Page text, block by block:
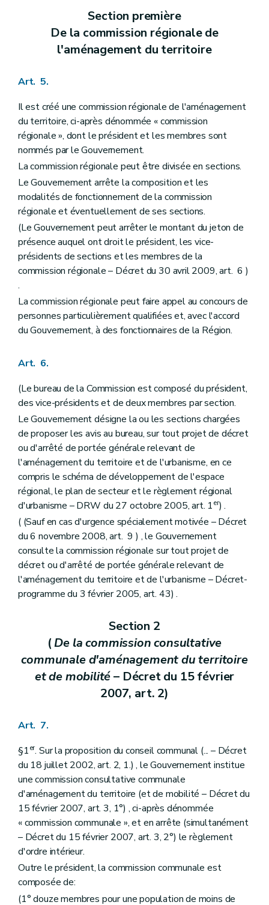
Art. 170
Art. 171
Chapitre II De la revitalisation urbaine
Art. 172
Titre II Des dispositions particulières
Chapitre premier Du droit de préemption
Art. 175
Art. 176
Art. 177
Art. 178
Art. 179
Art. 180
Chapitre II De l'expropriation pour cause d'utilité publique
Art. 181
Chapitre III
Des sites de réhabilitation paysagère et environnementale (d'intérêt régional et de la conservation de la beauté des paysages – Décret-programme du 23 février 2006, art. 51)
Art. 182
Chapitre IV (Du Fonds d'aménagement opérationnel et du Fonds d'assainissement des (sites à réaménager et des ites de réhabilitation paysagère et environnementale – Décret-programme du 23 février 2006, art. 53) – Décret du 20 juillet 2005, art. 2)
Art. 183
Art. 183bis
Chapitre V
Des dispositions financières
Livre III Dispositions relatives au patrimoine
Titre premier Généralités
Chapitre premier
Intégration du patrimoine dans le cadre de vie de la société contemporaine
Art. 185
Chapitre III
Missions, structures et fonctionnement de la Commission
Art. 188
Art. 189
Art. 190
Art. 191
Titre II De la protection, de la prévention, de la restauration
Chapitre premier Des mesures de protection
Section première De l'inventaire
Art. 192
Section 2
De la liste de sauvegarde
Art. 193
Art. 194
Art. 195
Section 3
Du classement
Art. 196
Art. 197
Art. 198
Art. 199
Art. 200
Art. 201
Art. 203
Art. 204
Section 4 Du retrait des mesures de protection
Art. 205
Section 5 Des effets des mesures de protection
Art. 206
Art. 207
Art. 208
Art. 210
Chapitre II
Des mesures de prévention et de restauration
Section première Des dispositions générales
Art. 211
Section 2 De la prévention
Sous-section première De la fiche d'état sanitaire
Art. 212
Sous-section 2 De l'étude préalable
Art. 213
Sous-section 3
Art. 214
Section 3 De la restauration
Art. 215
Art. 216
Section première
De la commission régionale de
l'aménagement du territoire
Art. 5.
Il est créé une commission régionale de l'aménagement
du territoire, ci-après dénommée « commission
régionale », dont le président et les membres sont
nommés par le Gouvernement.
La commission régionale peut être divisée en sections.
Le Gouvernement arrête la composition et les
modalités de fonctionnement de la commission
régionale et éventuellement de ses sections.
(Le Gouvernement peut arrêter le montant du jeton de
présence auquel ont droit le président, les vice-
présidents de sections et les membres de la
commission régionale – Décret du 30 avril 2009, art. 6 )
.
La commission régionale peut faire appel au concours de
personnes particulièrement qualifiées et, avec l'accord
du Gouvernement, à des fonctionnaires de la Région.
Art. 6.
(Le bureau de la Commission est composé du président,
des vice-présidents et de deux membres par section.
Le Gouvernement désigne la ou les sections chargées
de proposer les avis au bureau, sur tout projet de décret
ou d'arrêté de portée générale relevant de
l'aménagement du territoire et de l'urbanisme, en ce
compris le schéma de développement de l'espace
régional, le plan de secteur et le règlement régional
d'urbanisme – DRW du 27 octobre 2005, art. 1er) .
( (Sauf en cas d'urgence spécialement motivée – Décret
du 6 novembre 2008, art. 9 ) , le Gouvernement
consulte la commission régionale sur tout projet de
décret ou d'arrêté de portée générale relevant de
l'aménagement du territoire et de l'urbanisme – Décret-
programme du 3 février 2005, art. 43) .
Section 2
(De la commission consultative
communale d'aménagement du territoire
et de mobilité– Décret du 15 février
2007, art. 2)
Art. 7.
§1er. Sur la proposition du conseil communal (... – Décret
du 18 juillet 2002, art. 2, 1.) , le Gouvernement institue
une commission consultative communale
d'aménagement du territoire (et de mobilité – Décret du
15 février 2007, art. 3, 1°) , ci-après dénommée
« commission communale », et en arrête (simultanément
– Décret du 15 février 2007, art. 3, 2°) le règlement
d'ordre intérieur.
Outre le président, la commission communale est
composée de:
(1° douze membres pour une population de moins de